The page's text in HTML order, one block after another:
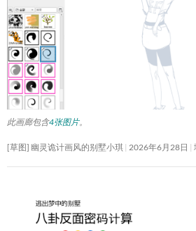
此画廊包含4张图片。
[草图] 幽灵诡计画风的别墅小琪 2026年6月28日